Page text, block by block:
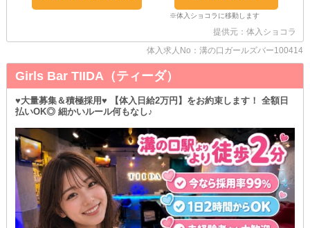
自分が一番輝ける姿で接客しましょう♪
ナイトワークの経験があってもなくても、安定した収入を得られち
ゃう！
＼体験入店は何回かOK／
まずはお店の雰囲気や客層などを、確かめてみませんか？
「やってみたい」なんて子はご連絡をお願いします！
また、一人で始めるのが不安な子は、仲の良いお友達とのご応募も
大歓迎です♪
提供元：体入ショコラ
体入求人No：溝の口ガールズバー100414
Girls Bar TIIDA（ティーダ）
♥大量募集＆積極採用♥ 【体入日給2万円】をお約束します！ 全額日
払いOK◎ 細かいルール何もなし♪